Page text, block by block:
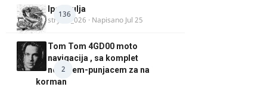
136
Ipone ulja
stryker_026 · Napisano Jul 25
2
Tom Tom 4GD00 moto
navigacija , sa komplet
nosacem-punjacem za na
korman